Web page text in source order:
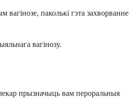
паколькі гэта захворванне
вагінозу.
прызначыць вам пероральныя